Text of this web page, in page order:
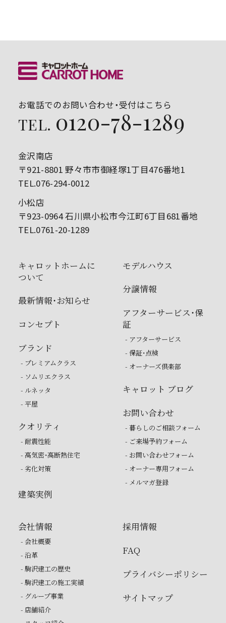
お電話でのお問い合わせ・受付はこちら
TEL. 0120-78-1289
金沢南店
〒921-8801 野々市市御経塚1丁目476番地1
TEL.076-294-0012
小松店
〒923-0964 石川県小松市今江町6丁目681番地
TEL.0761-20-1289
キャロットホームに
ついて
最新情報・お知らせ
コンセプト
ブランド
- プレミアムクラス
- ソムリエクラス
- ルネッタ
- 平屋
クオリティ
- 耐震性能
- 高気密・高断熱住宅
- 劣化対策
建築実例
モデルハウス
分譲情報
アフターサービス・保
証
- アフターサービス
- 保証・点検
- オーナーズ倶楽部
キャロット ブログ
お問い合わせ
- 暮らしのご相談フォーム
- ご来場予約フォーム
- お問い合わせフォーム
- オーナー専用フォーム
- メルマガ登録
会社情報
- 会社概要
- 沿革
- 駒沢建工の歴史
- 駒沢建工の施工実績
- グループ事業
- 店舗紹介
採用情報
FAQ
プライバシーポリシー
サイトマップ